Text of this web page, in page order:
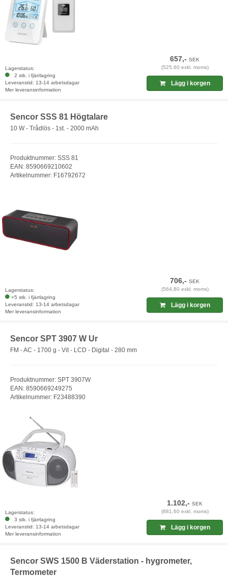
Lagerstatus:
2 stk. i fjärrlagring
Leveranstid: 13-14 arbetsdagar
Mer leveransinformation
657,-SEK
(525,60 exkl. moms)
Lägg i korgen
Sencor SSS 81 Högtalare
10 W - Trådlös - 1st. - 2000 mAh
Produktnummer: SSS 81
EAN: 8590669210602
Artikelnummer: F16792672
Lagerstatus:
+5 stk. i fjärrlagring
Leveranstid: 13-14 arbetsdagar
Mer leveransinformation
706,-SEK
(564,80 exkl. moms)
Lägg i korgen
Sencor SPT 3907 W Ur
FM - AC - 1700 g - Vit - LCD - Digital - 280 mm
Produktnummer: SPT 3907W
EAN: 8590669249275
Artikelnummer: F23488390
Lagerstatus:
3 stk. i fjärrlagring
Leveranstid: 13-14 arbetsdagar
Mer leveransinformation
1.102,-SEK
(881,60 exkl. moms)
Lägg i korgen
Sencor SWS 1500 B Väderstation - hygrometer,
Termometer